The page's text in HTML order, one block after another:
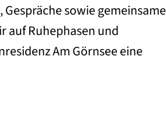
sowie gemeinsame
auf Ruhephasen und
Am Görnsee eine